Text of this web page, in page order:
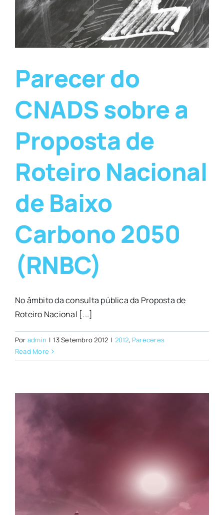
Parecer do
CNADS sobre a
Proposta de
Roteiro Nacional
de Baixo
Carbono 2050
(RNBC)
No âmbito da consulta pública da Proposta de
Roteiro Nacional [...]
Por admin | 13 Setembro 2012 | 2012, Pareceres
Read More